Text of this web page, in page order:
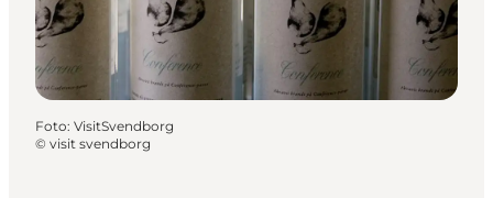
Foto: VisitSvendborg
© visit svendborg